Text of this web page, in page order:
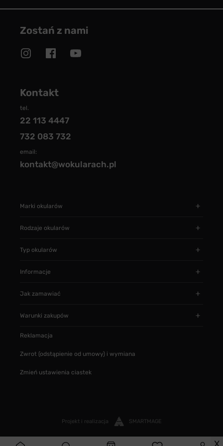
Zostań z nami
Kontakt
tel.
22 113 4447
732 083 732
email:
kontakt@wokularach.pl
Marki okularów
Rodzaje okularów
Typ okularów
Informacje
Jak zamawiać
Warunki zakupów
Reklamacja
Zwrot (odstąpienie od umowy) i wymiana
Zmień ustawienia ciastek
Projekt i realizacja SMARTMAGE